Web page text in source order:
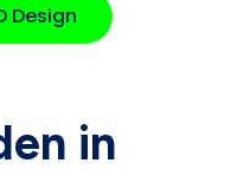
Design
in